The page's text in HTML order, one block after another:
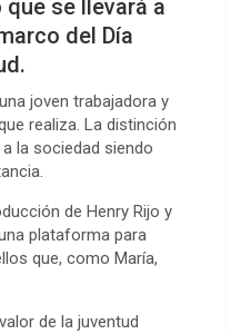
se llevará a
del Día
joven trabajadora y
realiza. La distinción
la sociedad siendo
de Henry Rijo y
plataforma para
que, como María,
de la juventud